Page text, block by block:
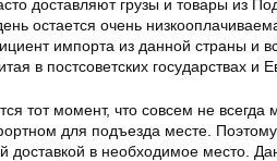
доставляют грузы и товары из
остается очень
импорта из данной страны и
в постсоветских государствах и
тот момент, что совсем не всегда
для подъезда месте.
доставкой в необходимое место.